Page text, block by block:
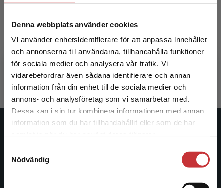
Denna webbplats använder cookies
Vi använder enhetsidentifierare för att anpassa innehållet
och annonserna till användarna, tillhandahålla funktioner
för sociala medier och analysera vår trafik. Vi
vidarebefordrar även sådana identifierare och annan
information från din enhet till de sociala medier och
annons- och analysföretag som vi samarbetar med.
Dessa kan i sin tur kombinera informationen med annan
information som du har tillhandahållit eller som de har
Nödvändig
Begränsad fraktregion
Det verkar som att du besöker
studentlitteratur.se via en enhet utanför Sverige.
Vi erbjuder inte leveranser utanför Sverige. För
att kunna slutföra ett köp måste
Schottenius Cullhed, Sigrid m.fl. (red.)
377 krinkl. moms
Exkl. moms: 356 kr
Exkl.
Studentlitteratur
Studentlitteratur grundades 1963 och är idag Sveriges
ledande utbildningsförlag. Med läromedel, kurslitteratur,